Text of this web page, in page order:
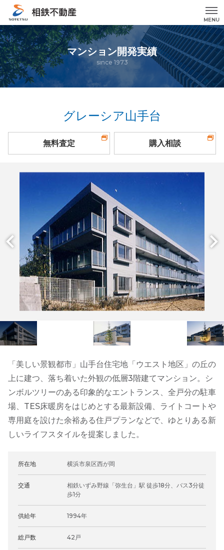
MENU
マンション開発実績
since 1973
グレーシア山手台
無料査定 購入相談
「美しい景観都市」山手台住宅地「ウエスト地区」の丘の
上に建つ、落ち着いた外観の低層3階建てマンション。シ
ンボルツリーのある印象的なエントランス、全戸分の駐車
場、TES床暖房をはじめとする最新設備、ライトコートや
専用庭を設けた余裕ある住戸プランなどで、ゆとりある新
しいライフスタイルを提案しました。
所在地 横浜市泉区西が岡
交通
相鉄いずみ野線「弥生台」駅 徒歩18分、バス3分徒
歩1分
供給年 1994年
総戸数 42戸